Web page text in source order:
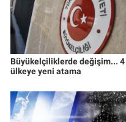
Büyükelçiliklerde değişim... 4
ülkeye yeni atama